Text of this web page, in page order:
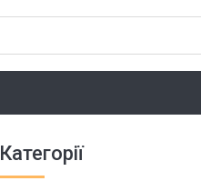
Категорії